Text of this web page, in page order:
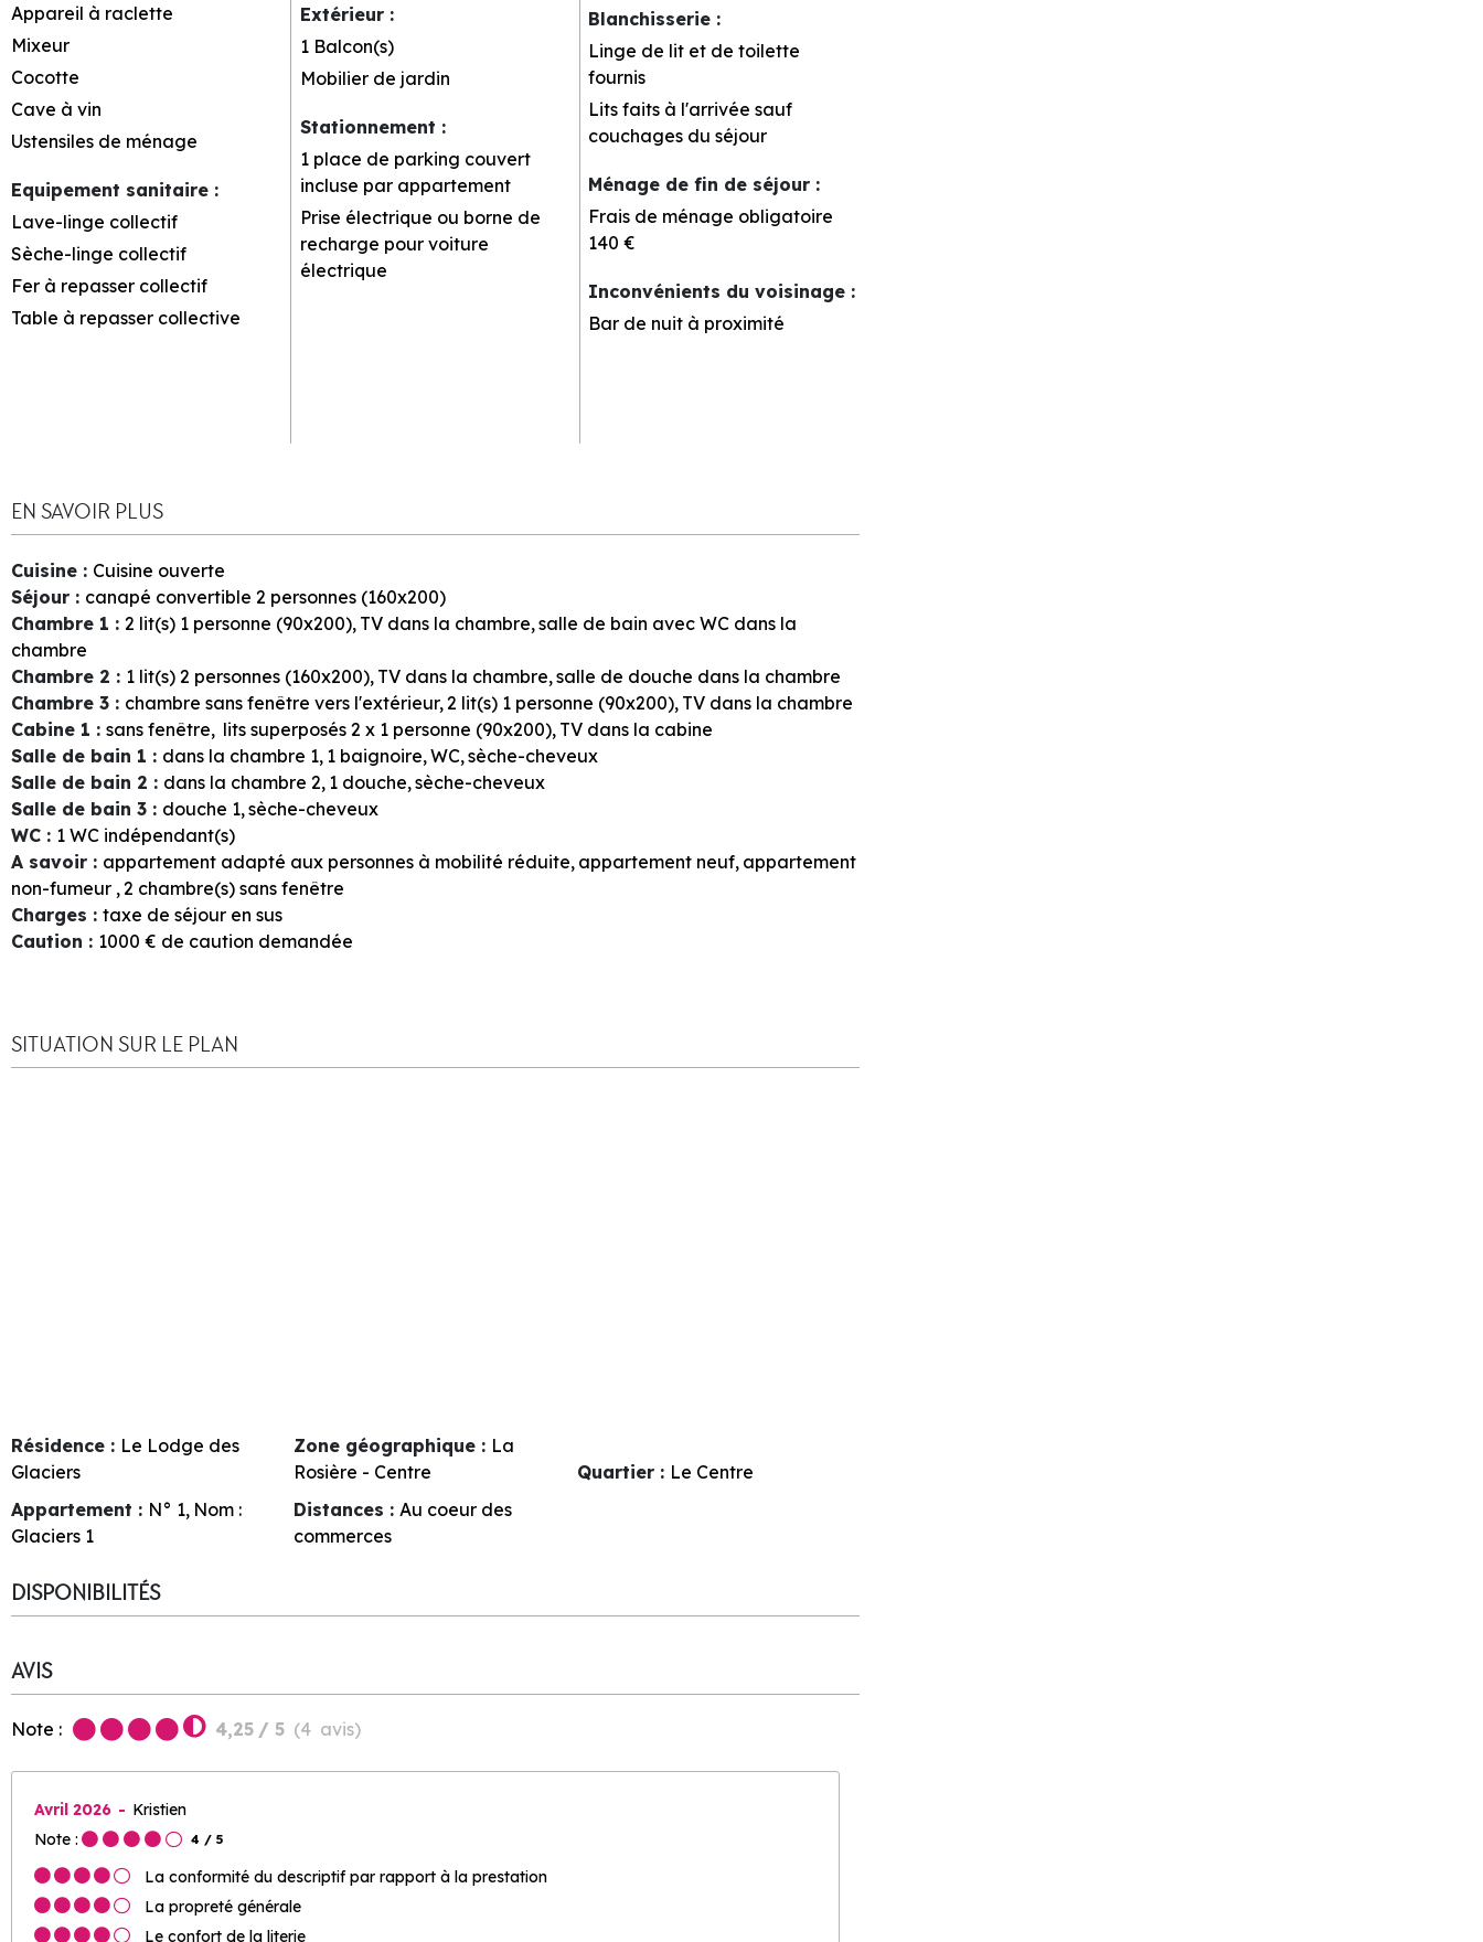
Appareil à raclette
Mixeur
Cocotte
Cave à vin
Ustensiles de ménage
Equipement sanitaire :
Lave-linge collectif
Sèche-linge collectif
Fer à repasser collectif
Table à repasser collective
Extérieur :
1 Balcon(s)
Mobilier de jardin
Stationnement :
1 place de parking couvert
incluse par appartement
Prise électrique ou borne de
recharge pour voiture
électrique
Blanchisserie :
Linge de lit et de toilette
fournis
Lits faits à l'arrivée sauf
couchages du séjour
Ménage de fin de séjour :
Frais de ménage obligatoire
140 €
Inconvénients du voisinage :
Bar de nuit à proximité
EN SAVOIR PLUS
Cuisine : Cuisine ouverte
Séjour : canapé convertible 2 personnes (160x200)
Chambre 1 : 2 lit(s) 1 personne (90x200) TV dans la chambre salle de bain avec WC dans la
chambre
Chambre 2 : 1 lit(s) 2 personnes (160x200) TV dans la chambre salle de douche dans la chambre
Chambre 3 : chambre sans fenêtre vers l'extérieur 2 lit(s) 1 personne (90x200) TV dans la chambre
Cabine 1 : sans fenêtre lits superposés 2 x 1 personne (90x200) TV dans la cabine
Salle de bain 1 : dans la chambre 1 1 baignoire WC sèche-cheveux
Salle de bain 2 : dans la chambre 2 1 douche sèche-cheveux
Salle de bain 3 : douche 1 sèche-cheveux
WC : 1 WC indépendant(s)
A savoir : appartement adapté aux personnes à mobilité réduite appartement neuf appartement
non-fumeur 2 chambre(s) sans fenêtre
Charges : taxe de séjour en sus
Caution : 1000 € de caution demandée
SITUATION SUR LE PLAN
Résidence : Le Lodge des
Glaciers
Zone géographique : La
Rosière - Centre
Quartier : Le Centre
Appartement : N° 1 Nom :
Glaciers 1
Distances : Au coeur des
commerces
DISPONIBILITÉS
AVIS
Note : 4,25 / 5 (4 avis)
Avril 2026
Kristien
Note :
4 / 5
La conformité du descriptif par rapport à la prestation
La propreté générale
Le confort de la literie